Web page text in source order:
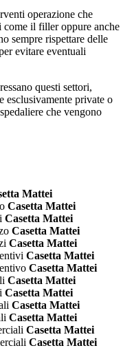
operazione che
come il filler oppure anche
sempre rispettare delle
evitare eventuali
questi settori,
esclusivamente private o
che vengono
Mattei
Casetta Mattei
Casetta Mattei
Casetta Mattei
Casetta Mattei
Casetta Mattei
Casetta Mattei
Casetta Mattei
Casetta Mattei
Casetta Mattei
Casetta Mattei
Casetta Mattei
Casetta Mattei